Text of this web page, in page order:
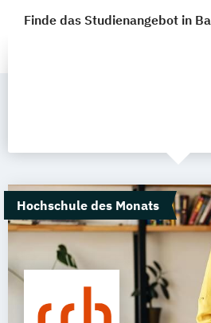
Finde das Studienangebot in
Hochschule des Monats